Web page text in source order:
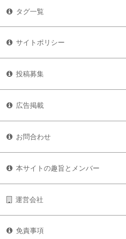
タグ一覧
サイトポリシー
投稿募集
広告掲載
お問合わせ
本サイトの趣旨とメンバー
運営会社
免責事項